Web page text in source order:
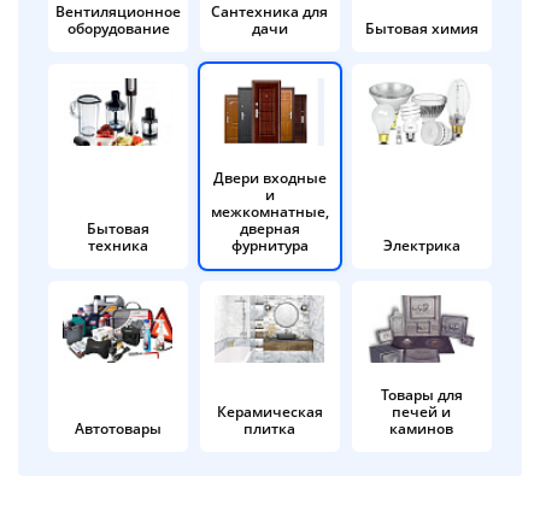
Вентиляционное
оборудование
Сантехника для
дачи
Бытовая химия
Бытовая
техника
Двери входные
и
межкомнатные,
дверная
фурнитура
Электрика
Автотовары
Керамическая
плитка
Товары для
печей и
каминов
Подробнее
об оплате Плайтом
раз в 2
недели
Остались вопросы?
8 800 302-02-51
plait.ru